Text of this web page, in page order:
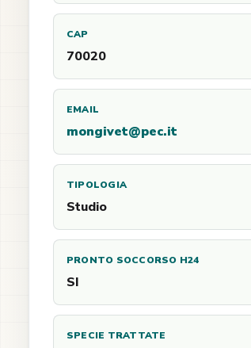
CAP
70020
EMAIL
mongivet@pec.it
TIPOLOGIA
Studio
PRONTO SOCCORSO H24
SI
SPECIE TRATTATE